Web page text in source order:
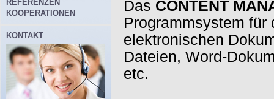
REFERENZEN
KOOPERATIONEN
KONTAKT
Das CONTENT
Programmsystem für
elektronischen
Dateien, Word-
etc.